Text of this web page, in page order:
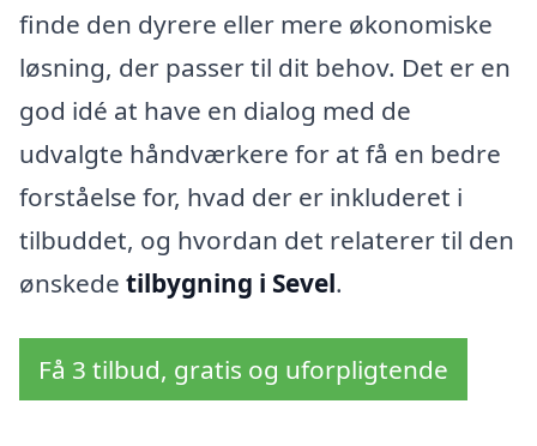
finde den dyrere eller mere økonomiske
løsning, der passer til dit behov. Det er en
god idé at have en dialog med de
udvalgte håndværkere for at få en bedre
forståelse for, hvad der er inkluderet i
tilbuddet, og hvordan det relaterer til den
ønskede tilbygning i Sevel.
Få 3 tilbud, gratis og uforpligtende